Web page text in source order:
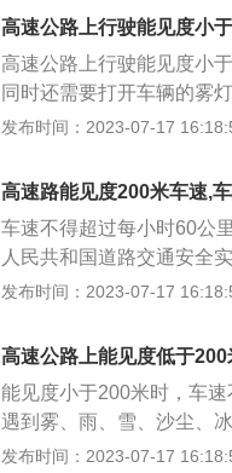
驶者如果能见度小于200米
此，时刻保持着100米以
据《中华人民共和国道路
沙尘、冰雹，能见度在50
里，其中拖拉机、电瓶车
见度情况下行驶时，应当
前车近距离行驶时，不得
闪光灯。第八十一条，机
灯、近光灯、示廓灯和前
后位灯和危险报警闪光灯
以上的距离；(三)能见度
危险报警闪光灯，车速不
路。遇有前款规定情形时
高速公路上行驶能见度小
高速公路上行驶能见度小
同时还需要打开车辆的雾
全。法律依据：《中华人
当遵守下列规定：能见度
灯，车速不得超过每小时
路也会出现下大雨、有大
一名驾驶者在此时此刻就
了要限速外，也需要避免
不负责的表现。此外，驾
发布时间：2023-07-17
高速路能见度200米车速,
车速不得超过每小时60公
人民共和国道路交通安全
驶，遇有雾、雨、雪、沙
每小时60公里，与同车道
开启雾灯、近光灯、示廓
40公里，与同车道前车保
灯、近光灯、示廓灯、前
里，并从最近的出口尽快
发布时间：2023-07-17
高速公路上能见度低于
能见度小于200米时，车
遇到雾、雨、雪、沙尘、
见度小于200米时，开启
发布时间：2023-07-17